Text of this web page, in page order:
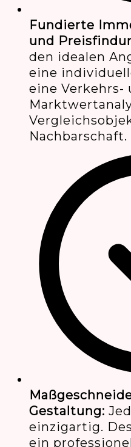
Fundierte
und
den idealen
eine
eine Verkehrs-
Nachbarschaft.
Gestaltung:
einzigartig.
ein